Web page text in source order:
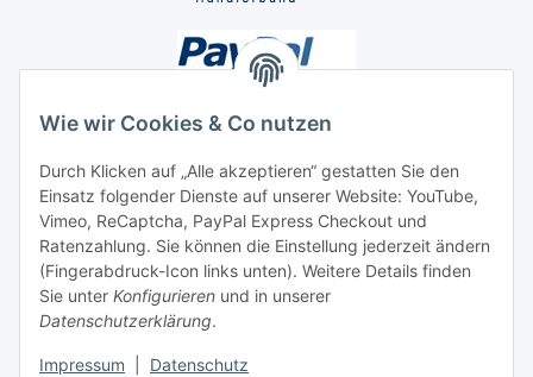
Wie wir Cookies & Co nutzen
Durch Klicken auf „Alle akzeptieren“ gestatten Sie den
Einsatz folgender Dienste auf unserer Website: YouTube,
Vimeo, ReCaptcha, PayPal Express Checkout und
Ratenzahlung. Sie können die Einstellung jederzeit ändern
(Fingerabdruck-Icon links unten). Weitere Details finden
Sie unter Konfigurieren und in unserer
Datenschutzerklärung.
Impressum Datenschutz
Unsere Seiten
Social Media
Vertrag widerrufen